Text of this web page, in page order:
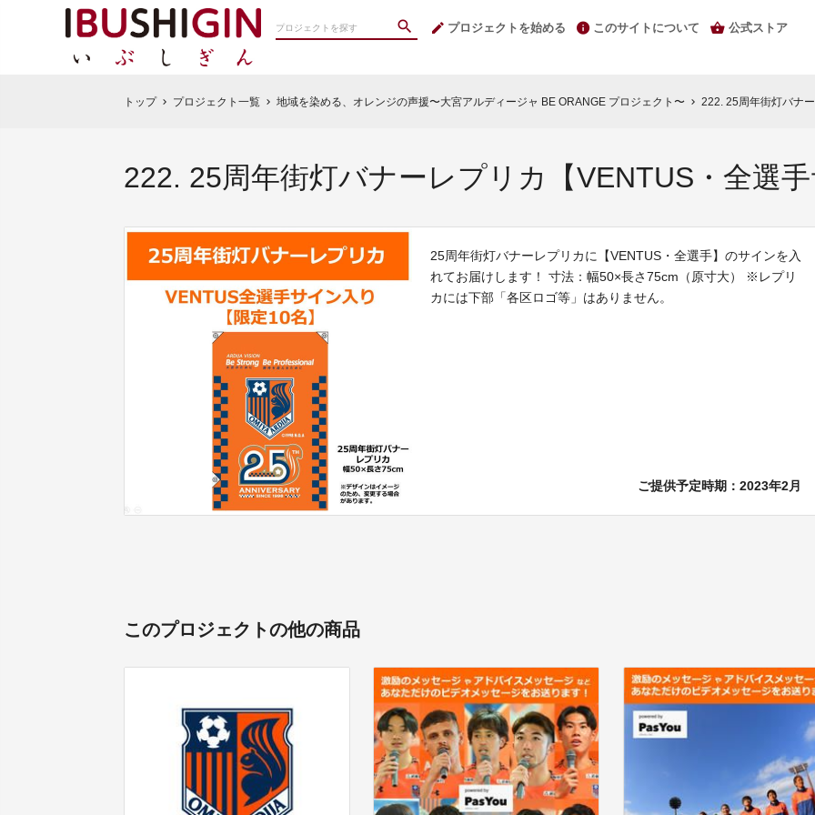
プロジェクトを始める このサイトについて 公式ストア
トップ chevron_right プロジェクト一覧 chevron_right 地域を染める、オレンジの声援〜大宮アルディージャ BE ORANGE プロジェクト〜 chevron_right 222. 25周年街灯バナ
222. 25周年街灯バナーレプリカ【VENTUS・全選
25周年街灯バナーレプリカに【VENTUS・全選手】のサインを入
れてお届けします！ 寸法：幅50×長さ75cm（原寸大） ※レプリ
カには下部「各区ロゴ等」はありません。
ご提供予定時期：2023年2月
このプロジェクトの他の商品